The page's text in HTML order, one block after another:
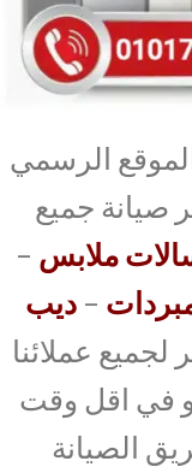
الرسمي
صيانة جميع
ملابس –
–ديب
لجميع عملائنا
و في اقل وقت
الصيانة